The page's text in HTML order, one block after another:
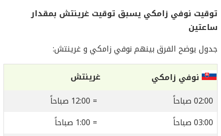
توقيت نوفي زامكي يسبق توقيت غرينتش بمقدار
ساعتين
جدول يوضح الفرق بينهم نوفي زامكي و غرينتش:
نوفي زامكي
غرينتش
02:00 صباحاً
= 12:00 صباحاً
03:00 صباحاً
= 1:00 صباحاً